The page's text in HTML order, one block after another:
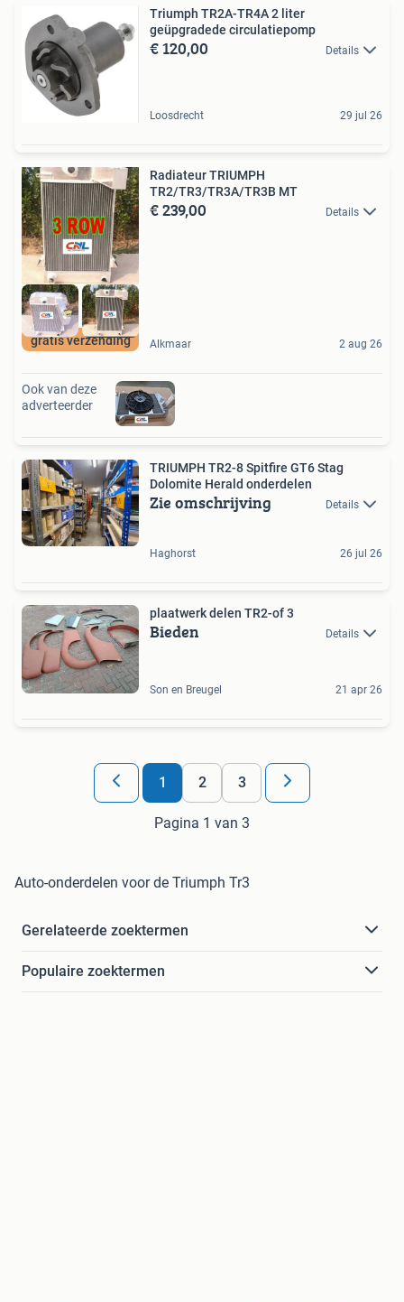
Triumph TR2A-TR4A 2 liter
geüpgradede circulatiepomp
€ 120,00 Details
Loosdrecht 29 jul 26
gratis verzending
Radiateur TRIUMPH
TR2/TR3/TR3A/TR3B MT
€ 239,00 Details
Alkmaar 2 aug 26
Ook van deze
adverteerder
TRIUMPH TR2-8 Spitfire GT6 Stag
Dolomite Herald onderdelen
Zie omschrijving Details
Haghorst 26 jul 26
plaatwerk delen TR2-of 3
Bieden Details
Son en Breugel 21 apr 26
1 2 3
Pagina 1 van 3
Auto-onderdelen voor de Triumph Tr3
Gerelateerde zoektermen
Populaire zoektermen